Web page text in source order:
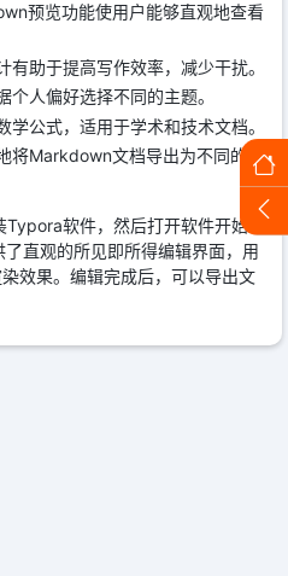
预览功能使用户能够直观地查看
有助于提高写作效率，减少干扰。
个人偏好选择不同的主题。
学公式，适用于学术和技术文档。
将Markdown文档导出为不同的格
软件，然后打开软件开始编
直观的所见即所得编辑界面，用
效果。编辑完成后，可以导出文